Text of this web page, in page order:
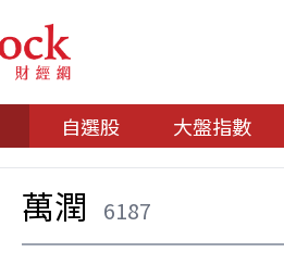
自選股 大盤指數
萬潤 6187